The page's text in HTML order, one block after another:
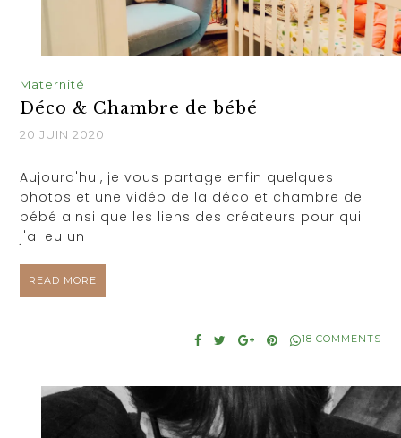
Maternité
Déco & Chambre de bébé
20 JUIN 2020
Aujourd'hui, je vous partage enfin quelques
photos et une vidéo de la déco et chambre de
bébé ainsi que les liens des créateurs pour qui
j'ai eu un
READ MORE
18 COMMENTS